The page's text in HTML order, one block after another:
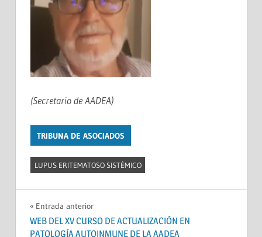
(Secretario de AADEA)
TRIBUNA DE ASOCIADOS
LUPUS ERITEMATOSO SISTÉMICO
Navegación
de
Entrada anterior
WEB DEL XV CURSO DE ACTUALIZACIÓN EN
PATOLOGÍA AUTOINMUNE DE LA AADEA